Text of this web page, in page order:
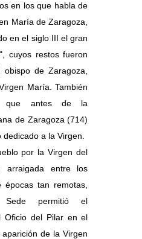
en los que habla de
María de Zaragoza,
en el siglo III el gran
cuyos restos fueron
de Zaragoza,
María. También
que antes de la
de Zaragoza (714)
a la Virgen.
por la Virgen del
arraigada entre los
épocas tan remotas,
permitió el
Oficio del Pilar en el
de la Virgen